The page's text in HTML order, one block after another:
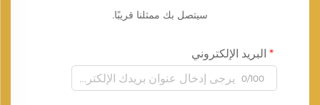
سيتصل بك ممثلنا قريبًا.
البريد الإلكتروني
0/100